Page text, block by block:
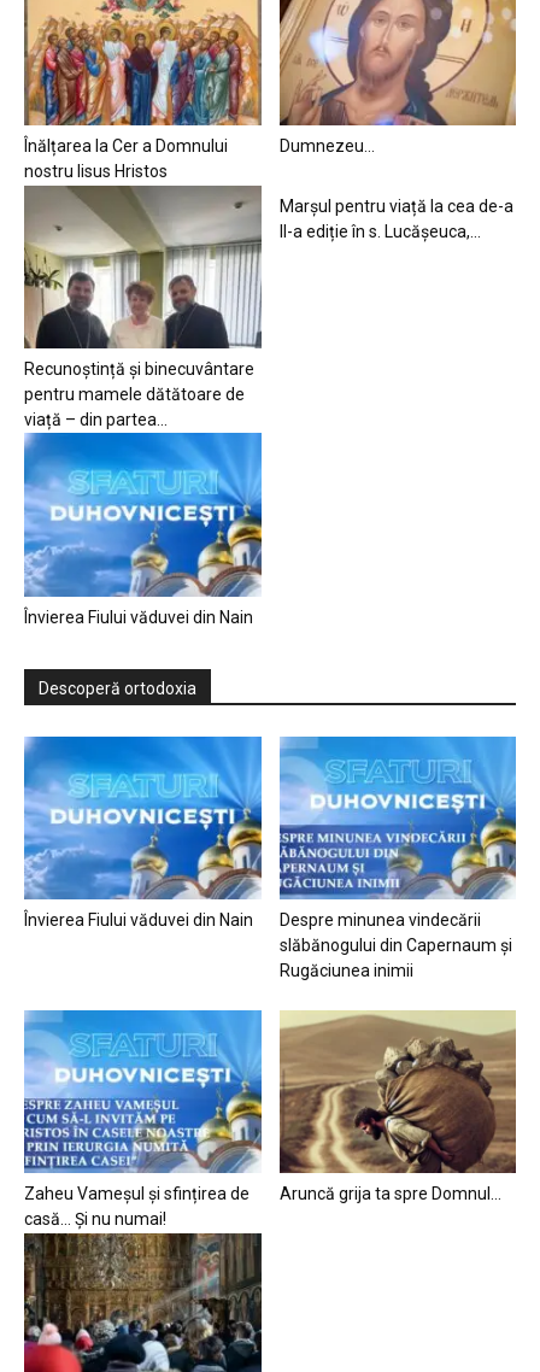
Înălțarea la Cer a Domnului
nostru Iisus Hristos
Dumnezeu…
Recunoștință și binecuvântare
pentru mamele dătătoare de
viață – din partea...
Marșul pentru viață la cea de-a
II-a ediție în s. Lucășeuca,...
Învierea Fiului văduvei din Nain
Descoperă ortodoxia
Învierea Fiului văduvei din Nain
Despre minunea vindecării
slăbănogului din Capernaum și
Rugăciunea inimii
Zaheu Vameșul și sfințirea de
casă… Și nu numai!
Aruncă grija ta spre Domnul…